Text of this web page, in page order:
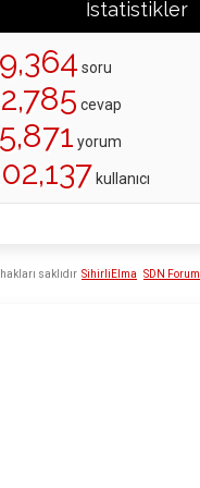
İstatistikler
soru
cevap
yorum
kullanıcı
SihirliElma SDN Forum
saklıdır